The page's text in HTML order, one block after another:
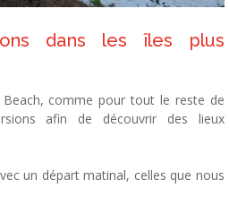
dans les îles plus
comme pour tout le reste de
afin de découvrir des lieux
un départ matinal, celles que nous